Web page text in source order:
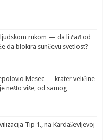
rukom — da li čađ od
da blokira sunčevu svetlost?
Mesec — krater veličine
nešto više, od samog
Tip 1., na Kardaševljevoj